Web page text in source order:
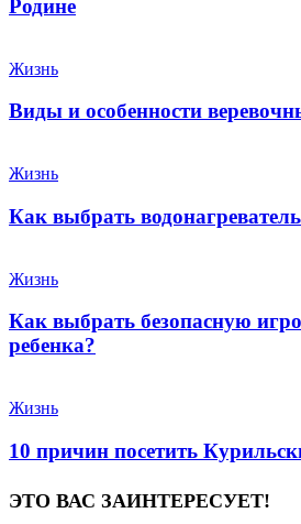
Родине
Жизнь
Виды и особенности
Жизнь
Как выбрать
Жизнь
Как выбрать безопасную
ребенка?
Жизнь
10 причин посетить
ЭТО ВАС ЗАИНТЕРЕСУЕТ!